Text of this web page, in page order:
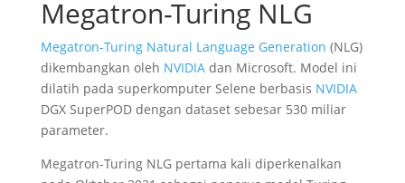
Megatron-Turing NLG
Megatron-Turing Natural Language Generation (NLG)
dikembangkan oleh NVIDIA dan Microsoft. Model ini
dilatih pada superkomputer Selene berbasis NVIDIA
DGX SuperPOD dengan dataset sebesar 530 miliar
parameter.
Megatron-Turing NLG pertama kali diperkenalkan